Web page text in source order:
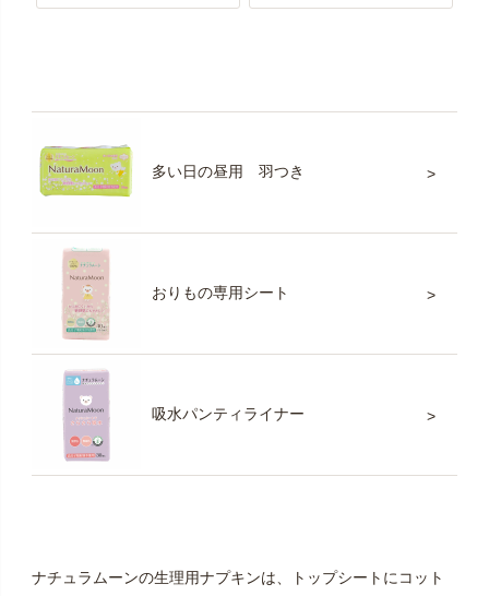
多い日の昼用 羽つき
おりもの専用シート
吸水パンティライナー
ナチュラムーンの生理用ナプキンは、トップシートにコット